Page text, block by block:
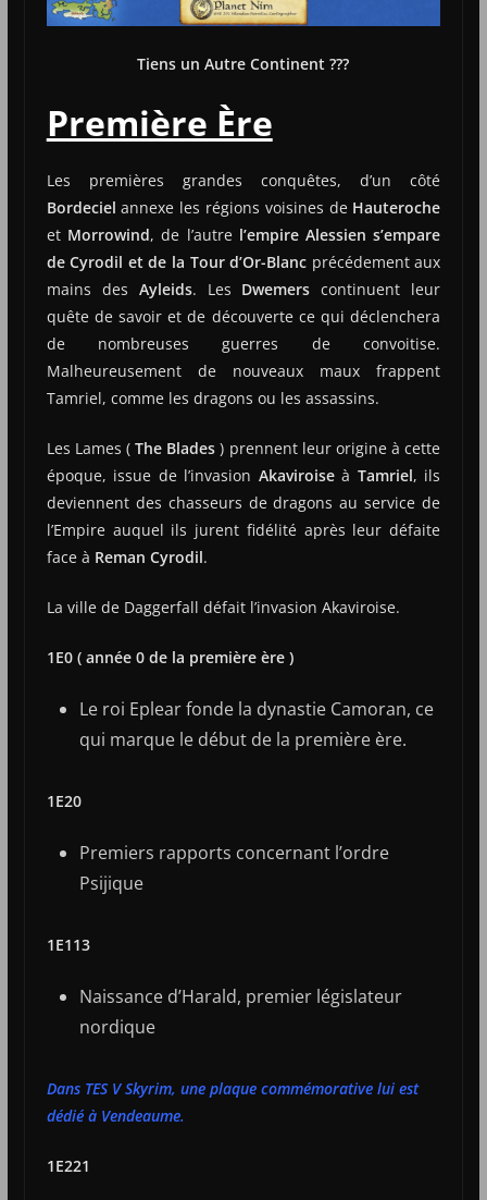
Tiens un Autre Continent ???
Première Ère
Les premières grandes conquêtes, d’un côté
Bordeciel annexe les régions voisines de Hauteroche
et Morrowind, de l’autre l’empire Alessien s’empare
de Cyrodil et de la Tour d’Or-Blanc précédement aux
mains des Ayleids. Les Dwemers continuent leur
quête de savoir et de découverte ce qui déclenchera
de nombreuses guerres de convoitise.
Malheureusement de nouveaux maux frappent
Tamriel, comme les dragons ou les assassins.
Les Lames (The Blades ) prennent leur origine à cette
époque, issue de l’invasion Akaviroiseà Tamriel, ils
deviennent des chasseurs de dragons au service de
l’Empire auquel ils jurent fidélité après leur défaite
face à Reman Cyrodil.
La ville de Daggerfall défait l’invasion Akaviroise.
1E0 ( année 0 de la première ère )
Le roi Eplear fonde la dynastie Camoran, ce
qui marque le début de la première ère.
1E20
Premiers rapports concernant l’ordre
Psijique
1E113
Naissance d’Harald, premier législateur
nordique
Dans TES V Skyrim, une plaque commémorative lui est
dédié à Vendeaume.
1E221